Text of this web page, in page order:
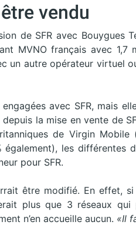
vendu
de SFR avec Bouygues
MVNO français avec 1,7
un autre opérateur virtuel
avec SFR, mais
la mise en vente de
de Virgin Mobile
les différentes
pour SFR.
être modifié. En effet, si
plus que 3 réseaux qui
n’en accueille aucun. «Il